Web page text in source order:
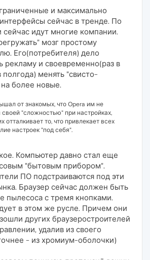
и максимально
сейчас в тренде. По
сейчас идут многие компании.
мозг простому
Его(потребителя) дело
рекламу и своевременно(раз в
полгода) менять "свисто-
более новые.
от знакомых, что Opera им не
своей "сложностью" при настройках,
отталкивает то, что привлекает всех
настроек "под себя".
Компьютер давно стал еще
"бытовым прибором".
ПО подстраиваются под эти
Браузер сейчас должен быть
пылесоса с тремя кнопками.
в этом же русле. Причем они
других браузеростроителей
удалив из своего
- из хромиум-оболочки)